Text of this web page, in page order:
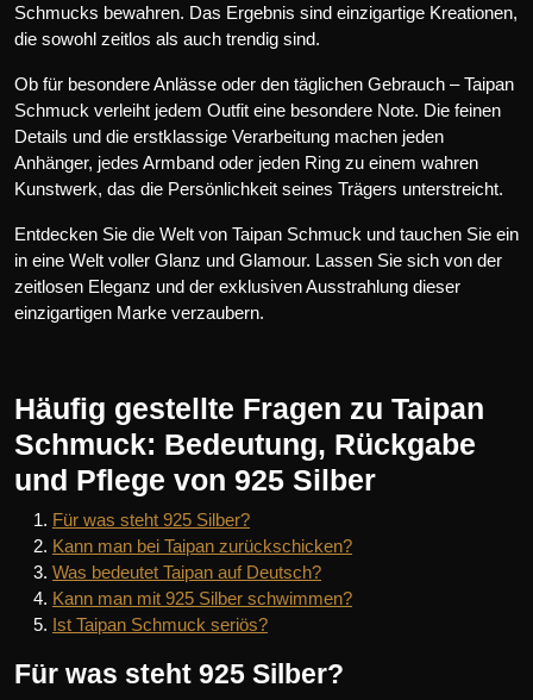
Schmucks bewahren. Das Ergebnis sind einzigartige Kreationen,
die sowohl zeitlos als auch trendig sind.
Ob für besondere Anlässe oder den täglichen Gebrauch – Taipan
Schmuck verleiht jedem Outfit eine besondere Note. Die feinen
Details und die erstklassige Verarbeitung machen jeden
Anhänger, jedes Armband oder jeden Ring zu einem wahren
Kunstwerk, das die Persönlichkeit seines Trägers unterstreicht.
Entdecken Sie die Welt von Taipan Schmuck und tauchen Sie ein
in eine Welt voller Glanz und Glamour. Lassen Sie sich von der
zeitlosen Eleganz und der exklusiven Ausstrahlung dieser
einzigartigen Marke verzaubern.
Häufig gestellte Fragen zu Taipan
Schmuck: Bedeutung, Rückgabe
und Pflege von 925 Silber
Für was steht 925 Silber?
Kann man bei Taipan zurückschicken?
Was bedeutet Taipan auf Deutsch?
Kann man mit 925 Silber schwimmen?
Ist Taipan Schmuck seriös?
Für was steht 925 Silber?